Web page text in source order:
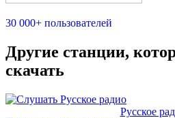
30 000+ пользователей
Другие станции,
скачать
Русское